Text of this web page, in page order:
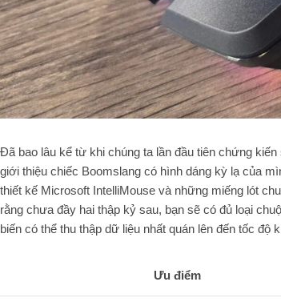
Đã bao lâu kể từ khi chúng ta lần đầu tiên chứng
giới thiệu chiếc Boomslang có hình dáng kỳ lạ của
thiết kế Microsoft IntelliMouse và những miếng lót
rằng chưa đầy hai thập kỷ sau, bạn sẽ có đủ loại
biến có thể thu thập dữ liệu nhất quán lên đến tốc
Ưu điểm